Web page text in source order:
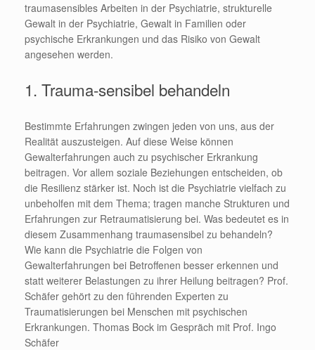
traumasensibles Arbeiten in der Psychiatrie, strukturelle
Gewalt in der Psychiatrie, Gewalt in Familien oder
psychische Erkrankungen und das Risiko von Gewalt
angesehen werden.
1. Trauma-sensibel behandeln
Bestimmte Erfahrungen zwingen jeden von uns, aus der
Realität auszusteigen. Auf diese Weise können
Gewalterfahrungen auch zu psychischer Erkrankung
beitragen. Vor allem soziale Beziehungen entscheiden, ob
die Resilienz stärker ist. Noch ist die Psychiatrie vielfach zu
unbeholfen mit dem Thema; tragen manche Strukturen und
Erfahrungen zur Retraumatisierung bei. Was bedeutet es in
diesem Zusammenhang traumasensibel zu behandeln?
Wie kann die Psychiatrie die Folgen von
Gewalterfahrungen bei Betroffenen besser erkennen und
statt weiterer Belastungen zu ihrer Heilung beitragen? Prof.
Schäfer gehört zu den führenden Experten zu
Traumatisierungen bei Menschen mit psychischen
Erkrankungen. Thomas Bock im Gespräch mit Prof. Ingo
Schäfer